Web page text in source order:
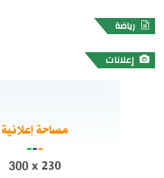
رياضة
إعلانات